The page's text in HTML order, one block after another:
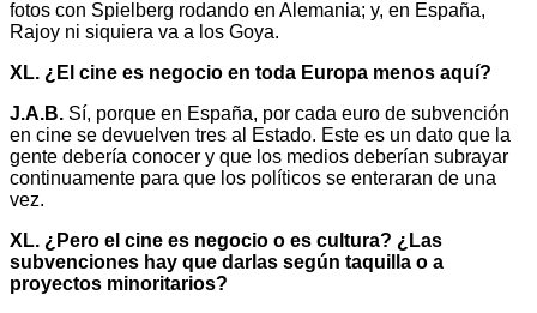
fotos con Spielberg rodando en Alemania; y, en España,
Rajoy ni siquiera va a los Goya.
XL. ¿El cine es negocio en toda Europa menos aquí?
J.A.B. Sí, porque en España, por cada euro de subvención
en cine se devuelven tres al Estado. Este es un dato que la
gente debería conocer y que los medios deberían subrayar
continuamente para que los políticos se enteraran de una
vez.
XL. ¿Pero el cine es negocio o es cultura? ¿Las
subvenciones hay que darlas según taquilla o a
proyectos minoritarios?